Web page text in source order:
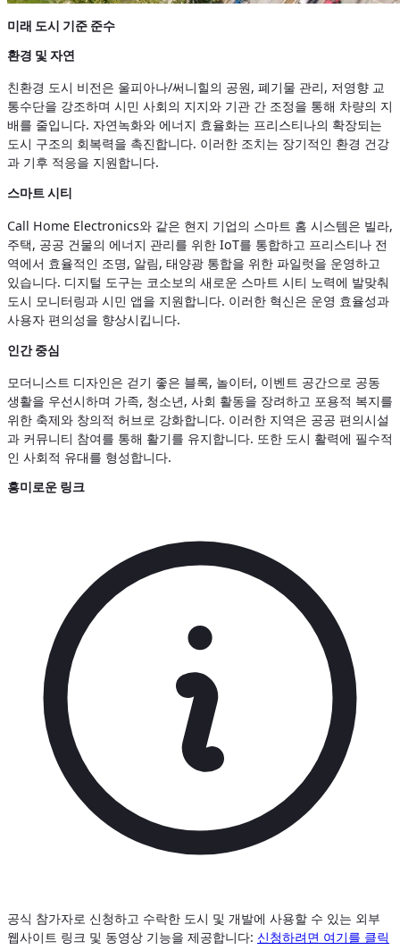
미래 도시 기준 준수
환경 및 자연
친환경 도시 비전은 울피아나/써니힐의 공원, 폐기물 관리, 저영향 교
통수단을 강조하며 시민 사회의 지지와 기관 간 조정을 통해 차량의 지
배를 줄입니다. 자연녹화와 에너지 효율화는 프리스티나의 확장되는
도시 구조의 회복력을 촉진합니다. 이러한 조치는 장기적인 환경 건강
과 기후 적응을 지원합니다.
스마트 시티
Call Home Electronics와 같은 현지 기업의 스마트 홈 시스템은 빌라,
주택, 공공 건물의 에너지 관리를 위한 IoT를 통합하고 프리스티나 전
역에서 효율적인 조명, 알림, 태양광 통합을 위한 파일럿을 운영하고
있습니다. 디지털 도구는 코소보의 새로운 스마트 시티 노력에 발맞춰
도시 모니터링과 시민 앱을 지원합니다. 이러한 혁신은 운영 효율성과
사용자 편의성을 향상시킵니다.
인간 중심
모더니스트 디자인은 걷기 좋은 블록, 놀이터, 이벤트 공간으로 공동
생활을 우선시하며 가족, 청소년, 사회 활동을 장려하고 포용적 복지를
위한 축제와 창의적 허브로 강화합니다. 이러한 지역은 공공 편의시설
과 커뮤니티 참여를 통해 활기를 유지합니다. 또한 도시 활력에 필수적
인 사회적 유대를 형성합니다.
흥미로운 링크
공식 참가자로 신청하고 수락한 도시 및 개발에 사용할 수 있는 외부
웹사이트 링크 및 동영상 기능을 제공합니다: 신청하려면 여기를 클릭